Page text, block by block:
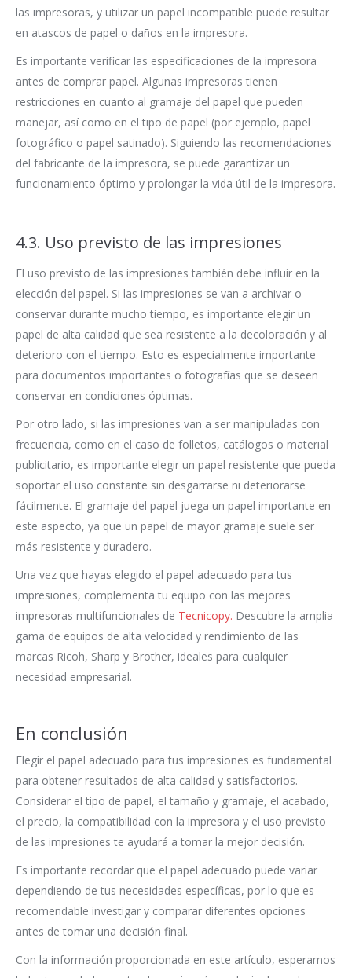
las impresoras, y utilizar un papel incompatible puede resultar
en atascos de papel o daños en la impresora.
Es importante verificar las especificaciones de la impresora
antes de comprar papel. Algunas impresoras tienen
restricciones en cuanto al gramaje del papel que pueden
manejar, así como en el tipo de papel (por ejemplo, papel
fotográfico o papel satinado). Siguiendo las recomendaciones
del fabricante de la impresora, se puede garantizar un
funcionamiento óptimo y prolongar la vida útil de la impresora.
4.3. Uso previsto de las impresiones
El uso previsto de las impresiones también debe influir en la
elección del papel. Si las impresiones se van a archivar o
conservar durante mucho tiempo, es importante elegir un
papel de alta calidad que sea resistente a la decoloración y al
deterioro con el tiempo. Esto es especialmente importante
para documentos importantes o fotografías que se deseen
conservar en condiciones óptimas.
Por otro lado, si las impresiones van a ser manipuladas con
frecuencia, como en el caso de folletos, catálogos o material
publicitario, es importante elegir un papel resistente que pueda
soportar el uso constante sin desgarrarse ni deteriorarse
fácilmente. El gramaje del papel juega un papel importante en
este aspecto, ya que un papel de mayor gramaje suele ser
más resistente y duradero.
Una vez que hayas elegido el papel adecuado para tus
impresiones, complementa tu equipo con las mejores
impresoras multifuncionales de Tecnicopy. Descubre la amplia
gama de equipos de alta velocidad y rendimiento de las
marcas Ricoh, Sharp y Brother, ideales para cualquier
necesidad empresarial.
En conclusión
Elegir el papel adecuado para tus impresiones es fundamental
para obtener resultados de alta calidad y satisfactorios.
Considerar el tipo de papel, el tamaño y gramaje, el acabado,
el precio, la compatibilidad con la impresora y el uso previsto
de las impresiones te ayudará a tomar la mejor decisión.
Es importante recordar que el papel adecuado puede variar
dependiendo de tus necesidades específicas, por lo que es
recomendable investigar y comparar diferentes opciones
antes de tomar una decisión final.
Con la información proporcionada en este artículo, esperamos